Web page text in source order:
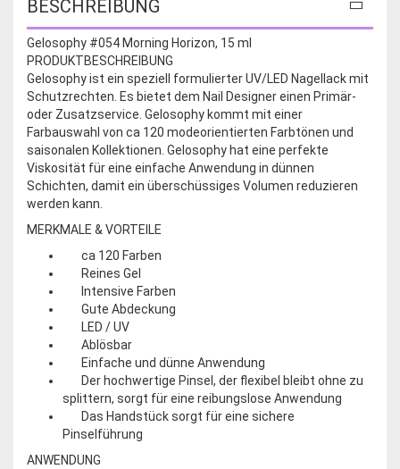
BESCHREIBUNG
Gelosophy #054 Morning Horizon, 15 ml
PRODUKTBESCHREIBUNG
Gelosophy ist ein speziell formulierter UV/LED Nagellack mit
Schutzrechten. Es bietet dem Nail Designer einen Primär-
oder Zusatzservice. Gelosophy kommt mit einer
Farbauswahl von ca 120 modeorientierten Farbtönen und
saisonalen Kollektionen. Gelosophy hat eine perfekte
Viskosität für eine einfache Anwendung in dünnen
Schichten, damit ein überschüssiges Volumen reduzieren
werden kann.
MERKMALE & VORTEILE
ca 120 Farben
Reines Gel
Intensive Farben
Gute Abdeckung
LED / UV
Ablösbar
Einfache und dünne Anwendung
Der hochwertige Pinsel, der flexibel bleibt ohne zu
splittern, sorgt für eine reibungslose Anwendung
Das Handstück sorgt für eine sichere
Pinselführung
ANWENDUNG